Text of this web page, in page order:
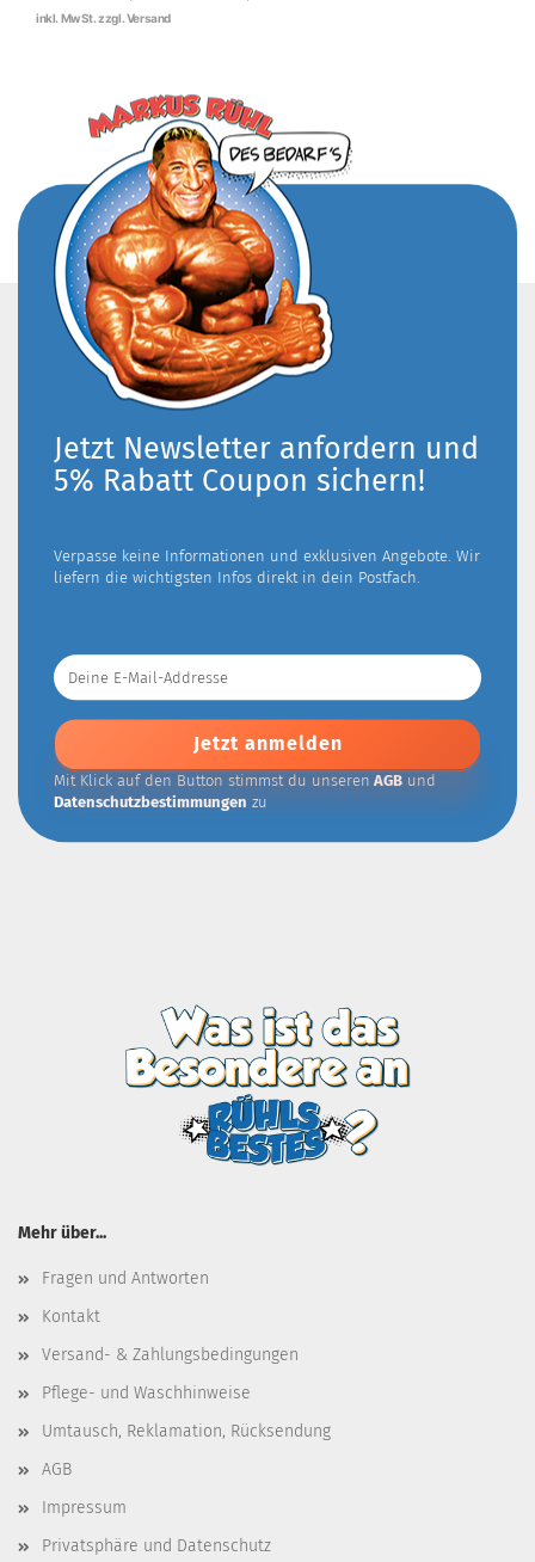
Jetzt Newsletter anfordern und
5% Rabatt Coupon sichern!
Verpasse keine Informationen und exklusiven Angebote. Wir
liefern die wichtigsten Infos direkt in dein Postfach.
Deine
E-
Mail-
Addresse
Mit Klick auf den Button stimmst du unseren AGB und
Datenschutzbestimmungen zu
Mehr über...
Fragen und Antworten
Kontakt
Versand- & Zahlungsbedingungen
Pflege- und Waschhinweise
Umtausch, Reklamation, Rücksendung
AGB
Impressum
Privatsphäre und Datenschutz